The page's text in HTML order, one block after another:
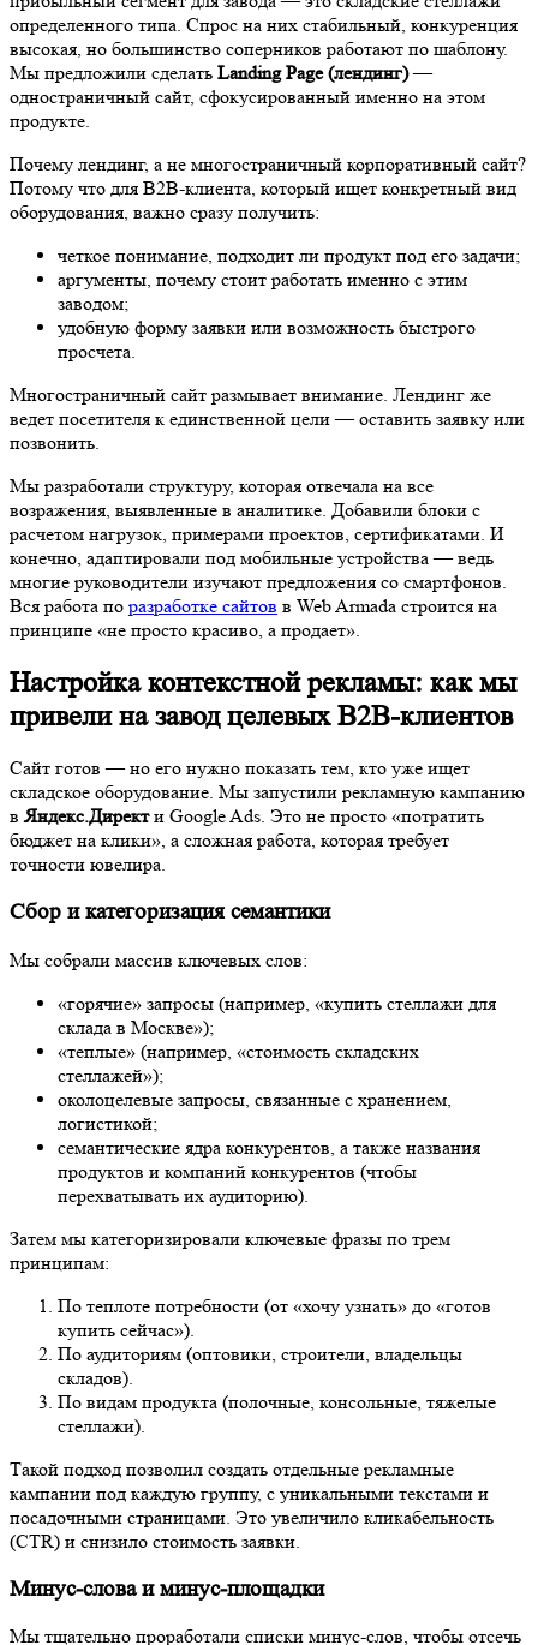
определенного типа. Спрос на них стабильный, конкуренция
высокая, но большинство соперников работают по шаблону.
Мы предложили сделать Landing Page (лендинг)—
одностраничный сайт, сфокусированный именно на этом
продукте.
Почему лендинг, а не многостраничный корпоративный сайт?
Потому что для B2B-клиента, который ищет конкретный вид
оборудования, важно сразу получить:
четкое понимание, подходит ли продукт под его задачи;
аргументы, почему стоит работать именно с этим
заводом;
удобную форму заявки или возможность быстрого
просчета.
Многостраничный сайт размывает внимание. Лендинг же
ведет посетителя к единственной цели — оставить заявку или
позвонить.
Мы разработали структуру, которая отвечала на все
возражения, выявленные в аналитике. Добавили блоки с
расчетом нагрузок, примерами проектов, сертификатами. И
конечно, адаптировали под мобильные устройства — ведь
многие руководители изучают предложения со смартфонов.
Вся работа по разработке сайтов в Web Armada строится на
принципе «не просто красиво, а продает».
Настройка контекстной рекламы: как мы
привели на завод целевых B2B-клиентов
Сайт готов — но его нужно показать тем, кто уже ищет
складское оборудование. Мы запустили рекламную кампанию
вЯндекс.Директи Google Ads. Это не просто «потратить
бюджет на клики», а сложная работа, которая требует
точности ювелира.
Сбор и категоризация семантики
Мы собрали массив ключевых слов:
«горячие» запросы (например, «купить стеллажи для
склада в Москве»);
«теплые» (например, «стоимость складских
стеллажей»);
околоцелевые запросы, связанные с хранением,
логистикой;
семантические ядра конкурентов, а также названия
продуктов и компаний конкурентов (чтобы
перехватывать их аудиторию).
Затем мы категоризировали ключевые фразы по трем
принципам:
По теплоте потребности (от «хочу узнать» до «готов
купить сейчас»).
По аудиториям (оптовики, строители, владельцы
складов).
По видам продукта (полочные, консольные, тяжелые
стеллажи).
Такой подход позволил создать отдельные рекламные
кампании под каждую группу, с уникальными текстами и
посадочными страницами. Это увеличило кликабельность
(CTR) и снизило стоимость заявки.
Минус-слова и минус-площадки
Мы тщательно проработали списки минус-слов, чтобы отсечь